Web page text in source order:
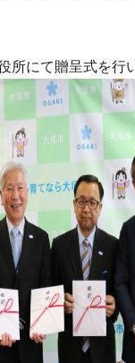
にて贈呈式を行